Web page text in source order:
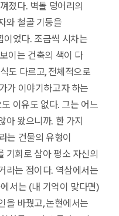
졌다. 벽돌 덩어리의
와 철골 기둥을
이었다. 조금씩 시차는
이는 건축의 색이 다
도 다르고, 전체적으로
가 이야기하고자 하는
이유도 없다. 그는 어느
아 왔으니까. 한 가지
는 건물의 유형이
기회로 삼아 평소 자신의
라는 점이다. 역삼에서는
서는 (내 기억이 맞다면)
을 바꿨고, 논현에서는